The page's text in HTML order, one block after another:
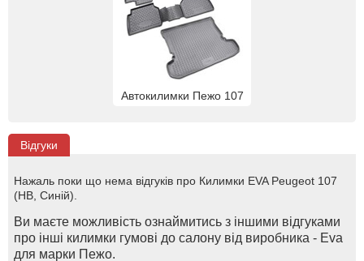
Автокилимки Пежо 107
Відгуки
Нажаль поки що нема відгуків про Килимки EVA Peugeot 107
(HB, Синій).
Ви маєте можливість ознаймитись з іншими відгуками
про інші килимки гумові до салону від виробника - Eva
для марки Пежо.